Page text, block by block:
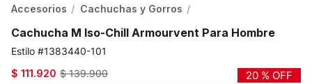
Accesorios Cachuchas y Gorros
Cachucha M Iso-Chill Armourvent Para Hombre
1383440-101
$ 111.920 $ 139.900 20 % OFF